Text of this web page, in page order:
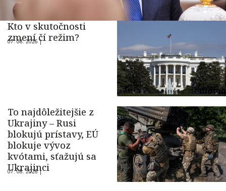
Kto v skutočnosti
zmení čí režim?
07. 08. 2026 |
To najdôležitejšie z
Ukrajiny – Rusi
blokujú prístavy, EÚ
blokuje vývoz
kvótami, sťažujú sa
Ukrajinci
07. 08. 2026 |